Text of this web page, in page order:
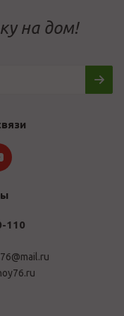
на дом!
110